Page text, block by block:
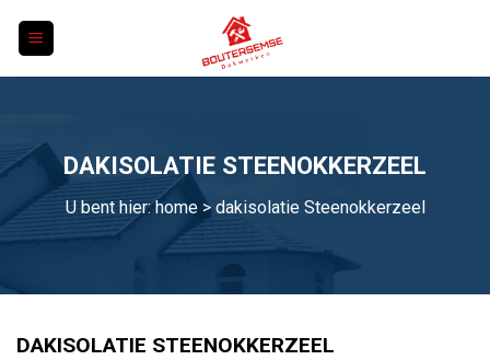
DAKISOLATIE STEENOKKERZEEL
U bent hier:home> dakisolatie Steenokkerzeel
DAKISOLATIE STEENOKKERZEEL